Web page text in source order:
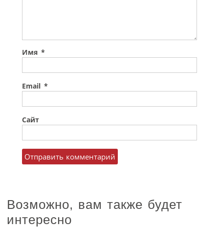
Имя *
Email *
Сайт
Возможно, вам также будет
интересно